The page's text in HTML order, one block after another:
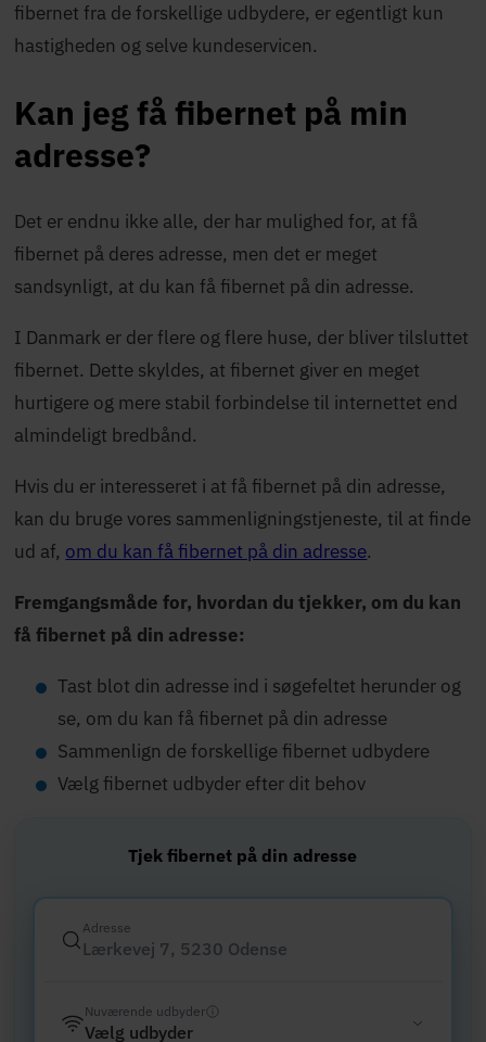
fibernet fra de forskellige udbydere, er egentligt kun
hastigheden og selve kundeservicen.
Kan jeg få fibernet på min
adresse?
Det er endnu ikke alle, der har mulighed for, at få
fibernet på deres adresse, men det er meget
sandsynligt, at du kan få fibernet på din adresse.
I Danmark er der flere og flere huse, der bliver tilsluttet
fibernet. Dette skyldes, at fibernet giver en meget
hurtigere og mere stabil forbindelse til internettet end
almindeligt bredbånd.
Hvis du er interesseret i at få fibernet på din adresse,
kan du bruge vores sammenligningstjeneste, til at finde
ud af, om du kan få fibernet på din adresse.
Fremgangsmåde for, hvordan du tjekker, om du kan
få fibernet på din adresse:
Tast blot din adresse ind i søgefeltet herunder og
se, om du kan få fibernet på din adresse
Sammenlign de forskellige fibernet udbydere
Vælg fibernet udbyder efter dit behov
Tjek fibernet på din adresse
Adresse
Nuværende udbyder
Vælg udbyder